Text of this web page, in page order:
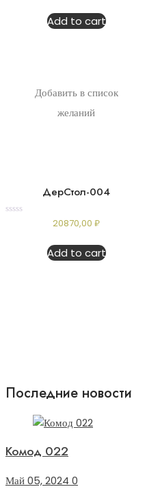
Add to cart
Добавить в список
желаний
ДерСтол-004
20870,00₽
Add to cart
Последние новости
Комод 022
Май 05, 2024 0